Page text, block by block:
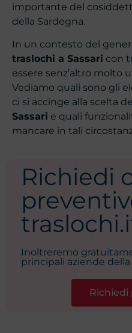
importante del
della Sardegna.
In un contesto del
traslochi a Sassari con
essere senz’altro molto
Vediamo quali sono gli
ci si accinge alla scelta
Sassari e quali
mancare in tali
Richiedi
Inoltreremo
principali aziende della